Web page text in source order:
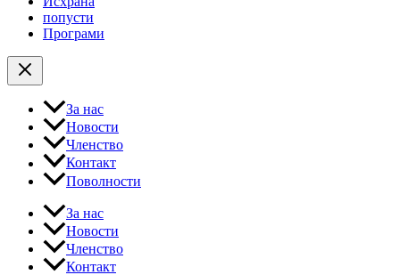
попусти
Програми
За нас
Новости
Членство
Контакт
Поволности
За нас
Новости
Членство
Контакт